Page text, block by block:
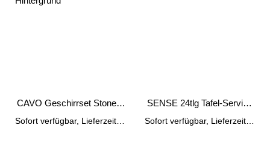
CAVO Geschirrset Stone –
18-teilig
Sofort verfügbar, Lieferzeit: 1-3 Tage
SENSE 24tlg Tafel-Service
Geschirr Set Beige
Sofort verfügbar, Lieferzeit: 1-3 Tage